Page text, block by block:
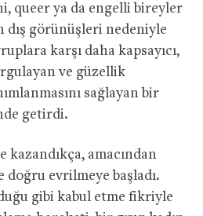
queer ya da engelli bireyler
dış görünüşleri nedeniyle
karşı daha kapsayıcı,
ve güzellik
sağlayan bir
getirdi.
kazandıkça, amacından
doğru evrilmeye başladı.
gibi kabul etme fikriyle